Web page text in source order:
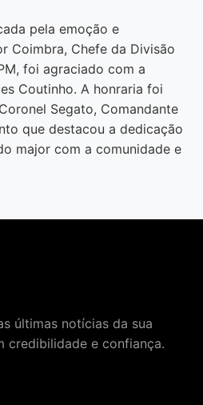
pela emoção e
Coimbra, Chefe da Divisão
foi agraciado com a
Coutinho. A honraria foi
Segato, Comandante
que destacou a dedicação
major com a comunidade e
últimas notícias da sua
credibilidade e confiança.